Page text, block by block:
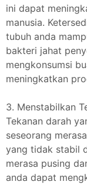
ini dapat
manusia.
tubuh anda
bakteri jahat
mengkonsumsi
meningkatkan
3. Menstabilkan
Tekanan darah
seseorang
yang tidak stabil
merasa pusing
anda dapat